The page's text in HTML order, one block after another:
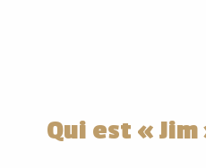
Qui est « Jim